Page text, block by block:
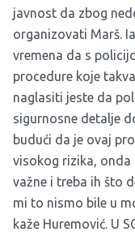
javnost da zbog
organizovati Marš.
vremena da s
procedure koje
naglasiti jeste da
sigurnosne detalje
budući da je ovaj
visokog rizika, onda
važne i treba ih što
mi to nismo bile u
kaže Huremović. U